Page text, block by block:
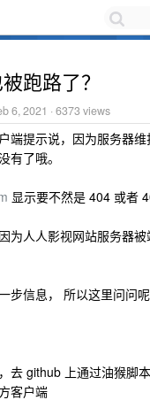
跑路了？
6, 2021 · 6373 views
端提示说，因为服务器维
有了哦。
显示要不然是 404 或者
为人人影视网站服务器
步信息， 所以这里问问呢
去 github 上通过油猴脚
客户端